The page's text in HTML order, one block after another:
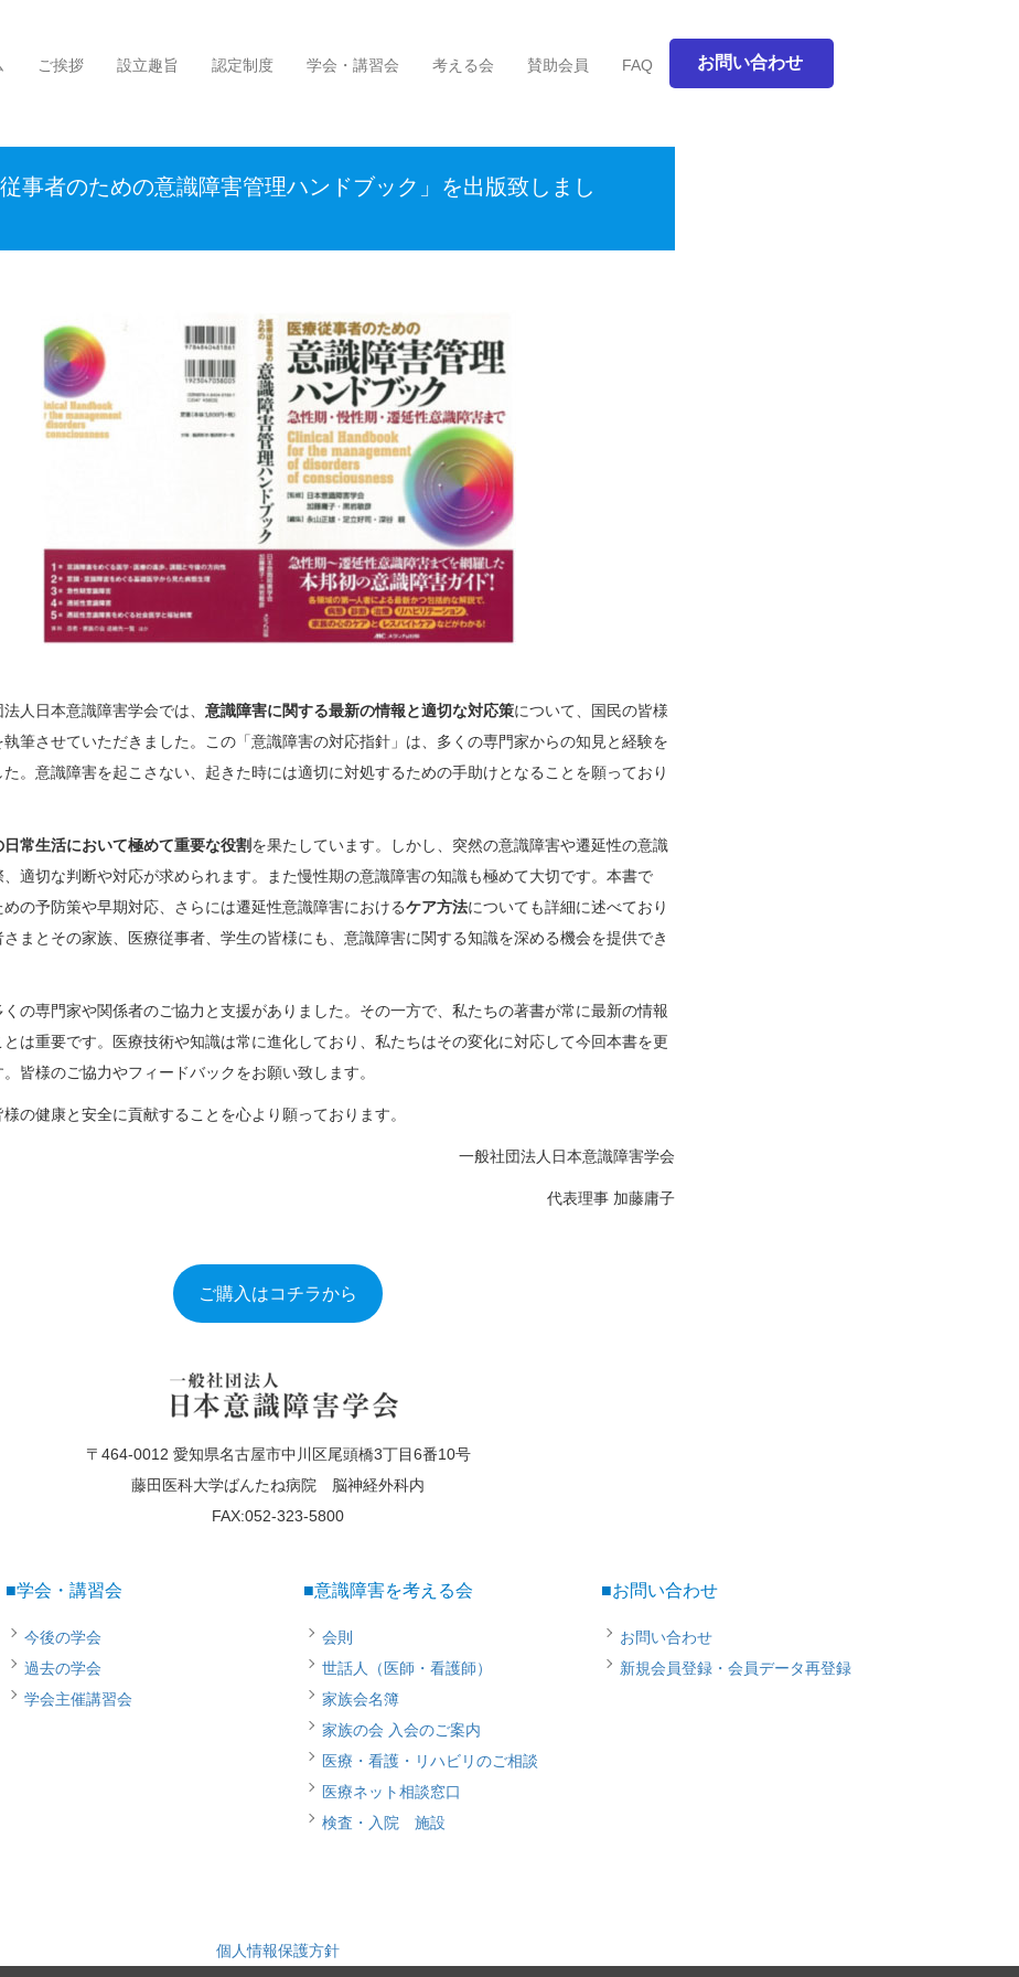
ご挨拶 設立趣旨 認定制度 学会・講習会 考える会 賛助会員 FAQ お問い合わせ
従事者のための意識障害管理ハンドブック」を出版致しまし
人日本意識障害学会では、 意識障害に関する最新の情報と適切な対応策について、国民の皆様
筆させていただきました。この「意識障害の対応指針」は、多くの専門家からの知見と経験を
た。意識障害を起こさない、起きた時には適切に対処するための手助けとなることを願っており
常生活において極めて重要な役割を果たしています。しかし、突然の意識障害や遷延性の意識
適切な判断や対応が求められます。また慢性期の意識障害の知識も極めて大切です。本書で
の予防策や早期対応、さらには遷延性意識障害におけるケア方法についても詳細に述べており
さまとその家族、医療従事者、学生の皆様にも、意識障害に関する知識を深める機会を提供でき
の専門家や関係者のご協力と支援がありました。その一方で、私たちの著書が常に最新の情報
は重要です。医療技術や知識は常に進化しており、私たちはその変化に対応して今回本書を更
皆様のご協力やフィードバックをお願い致します。
の健康と安全に貢献することを心より願っております。
一般社団法人日本意識障害学会
代表理事 加藤庸子
ご購入はコチラから
〒464-0012 愛知県名古屋市中川区尾頭橋3丁目6番10号
藤田医科大学ばんたね病院 脳神経外科内
FAX:052-323-5800
■学会・講習会
今後の学会
過去の学会
学会主催講習会
■意識障害を考える会
会則
世話人（医師・看護師）
家族会名簿
家族の会 入会のご案内
医療・看護・リハビリのご相談
医療ネット相談窓口
検査・入院 施設
■お問い合わせ
お問い合わせ
新規会員登録・会員データ再登録
個人情報保護方針